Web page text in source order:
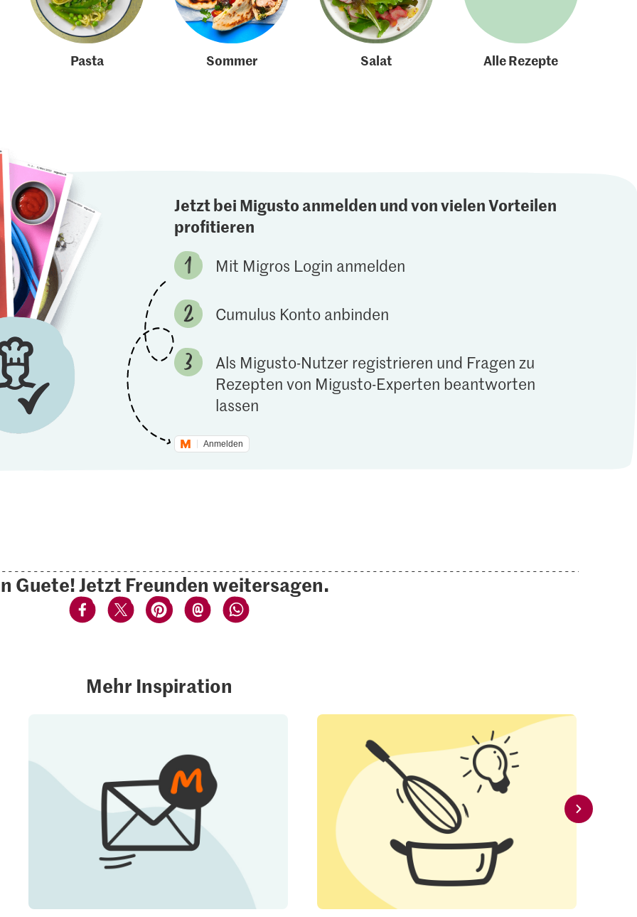
Pasta Sommer Salat Alle Rezepte
Jetzt bei Migusto anmelden und von vielen Vorteilen
profitieren
Mit Migros Login anmelden
Cumulus Konto anbinden
Als Migusto-Nutzer registrieren und Fragen zu
Rezepten von Migusto-Experten beantworten
lassen
Anmelden
Guete! Jetzt Freunden weitersagen.
Mehr Inspiration